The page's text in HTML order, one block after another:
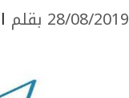
28/08/2019 بقلم